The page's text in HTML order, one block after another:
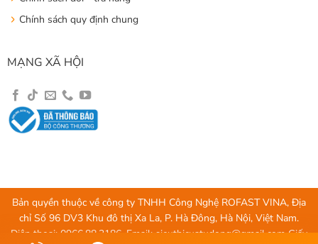
Chính sách quy định chung
MẠNG XÃ HỘI
Bản quyền thuộc về công ty TNHH Công Nghệ ROFAST VINA, Địa
chỉ Số 96 DV3 Khu đô thị Xa La, P. Hà Đông, Hà Nội, Việt Nam.
Điện thoại: 0966.88.3186, Email: sieuthicuatudong@gmail.comGiấy